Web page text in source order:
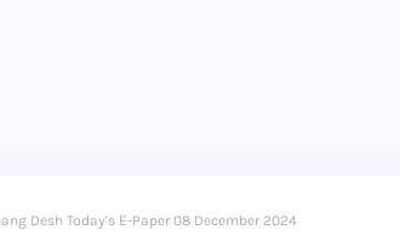
Desh Today's E-Paper 08 December 2024